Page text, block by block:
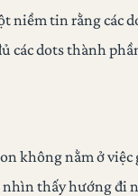
niềm tin rằng các
các dots thành
không nằm ở
thấy hướng đi